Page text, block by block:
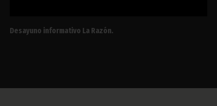
Desayuno informativo La Razón.